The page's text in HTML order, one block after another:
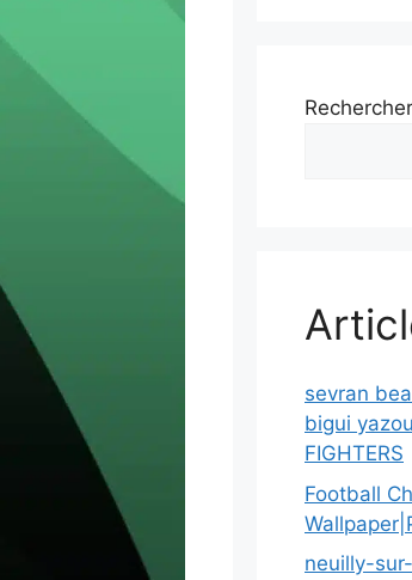
Rechercher
sevran
bigui
FIGHTERS
Football
neuilly-